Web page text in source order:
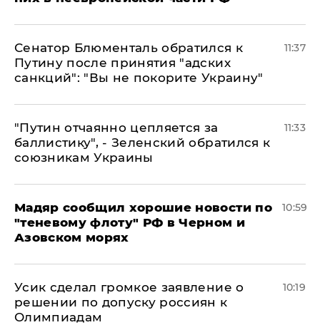
Сенатор Блюменталь обратился к
Путину после принятия "адских
санкций": "Вы не покорите Украину"
11:37
"Путин отчаянно цепляется за
баллистику", - Зеленский обратился к
союзникам Украины
11:33
Мадяр сообщил хорошие новости по
"теневому флоту" РФ в Черном и
Азовском морях
10:59
Усик сделал громкое заявление о
решении по допуску россиян к
Олимпиадам
10:19